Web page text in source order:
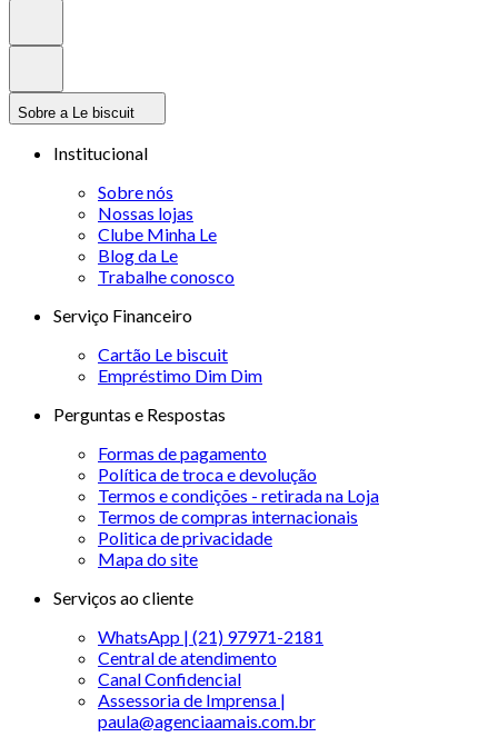
Sobre a Le biscuit
Institucional
Sobre nós
Nossas lojas
Clube Minha Le
Blog da Le
Trabalhe conosco
Serviço Financeiro
Cartão Le biscuit
Empréstimo Dim Dim
Perguntas e Respostas
Formas de pagamento
Política de troca e devolução
Termos e condições - retirada na Loja
Termos de compras internacionais
Politica de privacidade
Mapa do site
Serviços ao cliente
WhatsApp | (21) 97971-2181
Central de atendimento
Canal Confidencial
Assessoria de Imprensa |
paula@agenciaamais.com.br